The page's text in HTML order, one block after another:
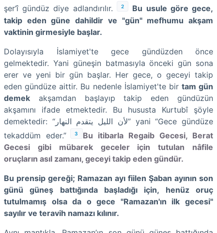
şer‘î gündüz diye adlandırılır.
2
Bu usule göre gece,
takip eden güne dahildir ve "gün" mefhumu akşam
vaktinin girmesiyle başlar.
Dolayısıyla İslamiyet'te gece gündüzden önce
gelmektedir. Yani güneşin batmasıyla önceki gün sona
erer ve yeni bir gün başlar. Her gece, o geceyi takip
eden gündüze aittir. Bu nedenle İslamiyet'te bir tam gün
demek akşamdan başlayıp takip eden gündüzün
akşamını ifade etmektedir. Bu hususta Kurtubî şöyle
demektedir: “لأن الليل يتقدم النهار” yani “Gece gündüze
tekaddüm eder.”
3
Bu itibarla Regaib Gecesi, Berat
Gecesi gibi mübarek geceler için tutulan nâfile
oruçların asıl zamanı, geceyi takip eden gündür.
Bu prensip gereği; Ramazan ayı fiilen Şaban ayının son
günü güneş battığında başladığı için, henüz oruç
tutulmamış olsa da o gece "Ramazan'ın ilk gecesi"
sayılır ve teravih namazı kılınır.